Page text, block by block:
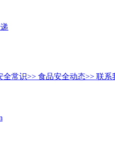
全常识>> 食品安全动态>> 联系